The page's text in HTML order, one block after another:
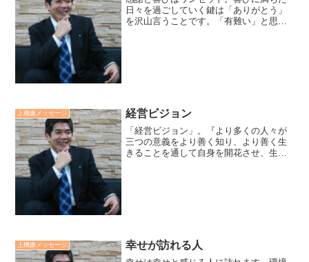
日々を過ごしていく鍵は「ありがとう」
を沢山言うことです。「有難い」と思う
上機嫌メッセージ 経営ビジョン
「経営ビジョン」。『より多くの人々が
三つの意義をより善く知り、より善く生
きることを通して自身を開花させ、生き
上機嫌メッセージ 幸せが訪れる人